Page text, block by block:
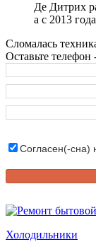
Де Дитрих
а с 2013
Сломалась
Оставьте
Согласен(-сна)
Холодильники